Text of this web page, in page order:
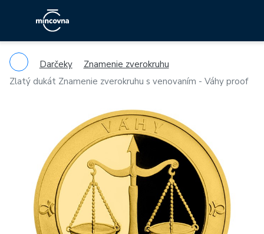
Darčeky
Znamenie zverokruhu
Zlatý dukát Znamenie zverokruhu s venovaním - Váhy proof
Previous